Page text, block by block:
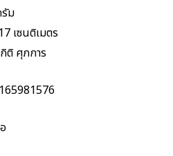
ม
เซนติเมตร
ติ ศุภการ